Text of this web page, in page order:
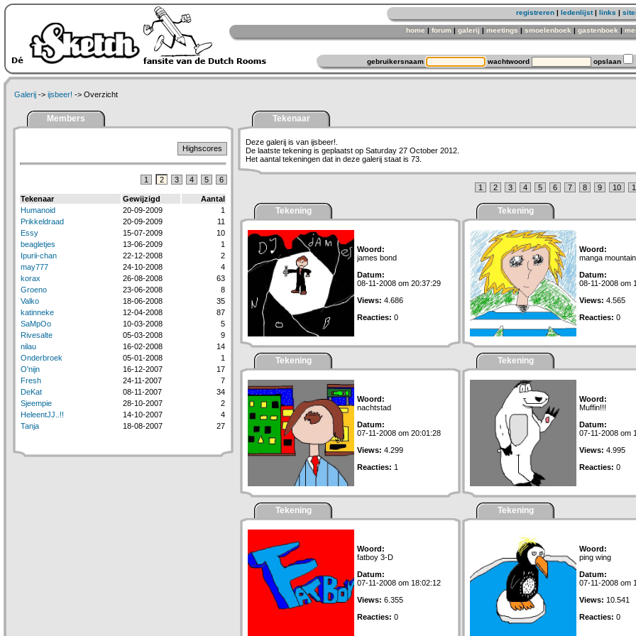
registreren | ledenlijst| links |
home | forum | galerij | meetings | smoelenboek | gastenboek |
gebruikersnaam wachtwoord opslaan
Galerij -> ijsbeer! -> Overzicht
Members
Highscores
1 2 3 4 5 6
Tekenaar Gewijzigd
Aantal
Humanoid
20-09-2009
1
Prikkeldraad
20-09-2009
11
Essy
15-07-2009
10
beagletjes
13-06-2009
1
Ipurii-chan
22-12-2008
2
may777
24-10-2008
4
korax
26-08-2008
63
Groeno
23-06-2008
8
Valko
18-06-2008
35
katinneke
12-04-2008
87
SaMpOo
10-03-2008
5
Rivesalte
05-03-2008
9
nilau
16-02-2008
14
Onderbroek
05-01-2008
1
O'nijn
16-12-2007
17
Fresh
24-11-2007
7
DeKat
08-11-2007
34
Sjeempie
28-10-2007
2
HeleentJJ..!!
14-10-2007
4
Tanja
18-08-2007 27
Tekenaar
Deze galerij is van ijsbeer!.
De laatste tekening is geplaatst op Saturday 27 October 2012.
Het aantal tekeningen dat in deze galerij staat is 73.
1 2 3 4 5 6 7 8 9 10
Tekening
Woord:
james bond
Datum:
08-11-2008 om 20:37:29
Views: 4.686
Reacties: 0
Tekening
Woord:
manga mountain
Datum:
08-11-2008 om
Views: 4.565
Reacties: 0
Tekening
Woord:
nachtstad
Datum:
07-11-2008 om 20:01:28
Views: 4.299
Reacties: 1
Tekening
Woord:
Muffin!!!
Datum:
07-11-2008 om
Views: 4.995
Reacties: 0
Tekening
Woord:
fatboy 3-D
Datum:
07-11-2008 om 18:02:12
Views: 6.355
Reacties: 0
Tekening
Woord:
ping wing
Datum:
07-11-2008 om
Views: 10.541
Reacties: 0